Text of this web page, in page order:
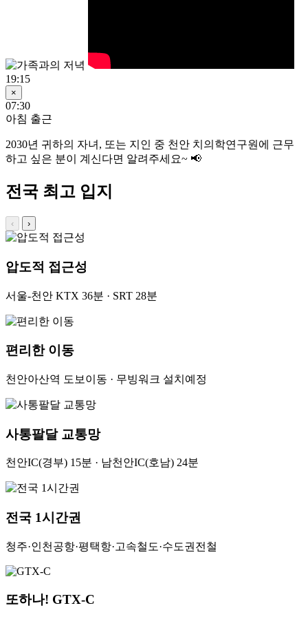
19:15
×
07:30
아침 출근
2030년 귀하의 자녀, 또는 지인 중 천안 치의학연구원에 근무
하고 싶은 분이 계신다면 알려주세요~ 📢
전국 최고 입지
‹ ›
압도적 접근성
서울-천안 KTX 36분 · SRT 28분
편리한 이동
천안아산역 도보이동 · 무빙워크 설치예정
사통팔달 교통망
천안IC(경부) 15분 · 남천안IC(호남) 24분
전국 1시간권
청주·인천공항·평택항·고속철도·수도권전철
또하나! GTX-C